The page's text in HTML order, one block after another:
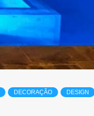
DECORAÇÃO DESIGN